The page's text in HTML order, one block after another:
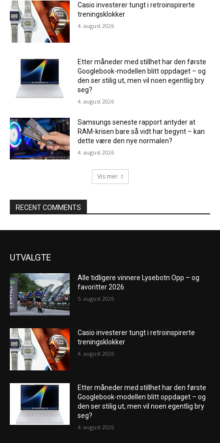
Casio investerer tungt i retroinspirerte
treningsklokker
4. august 2026
Etter måneder med stillhet har den første
Googlebook-modellen blitt oppdaget – og
den ser stilig ut, men vil noen egentlig bry
seg?
4. august 2026
Samsungs seneste rapport antyder at
RAM-krisen bare så vidt har begynt – kan
dette være den nye normalen?
4. august 2026
Vis mer
RECENT COMMENTS
UTVALGTE
Alle tidligere vinnere Lysebotn Opp – og
favoritter 2026
5. august 2026
Casio investerer tungt i retroinspirerte
treningsklokker
4. august 2026
Etter måneder med stillhet har den første
Googlebook-modellen blitt oppdaget – og
den ser stilig ut, men vil noen egentlig bry
seg?
4. august 2026